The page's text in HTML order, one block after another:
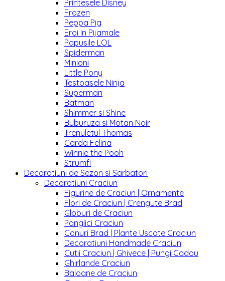
Printesele Disney
Frozen
Peppa Pig
Eroi In Pijamale
Papusile LOL
Spiderman
Minioni
Little Pony
Testoasele Ninja
Superman
Batman
Shimmer si Shine
Buburuza si Motan Noir
Trenuletul Thomas
Garda Felina
Winnie the Pooh
Strumfi
Decoratiuni de Sezon si Sarbatori
Decoratiuni Craciun
Figurine de Craciun | Ornamente
Flori de Craciun | Crengute Brad
Globuri de Craciun
Panglici Craciun
Conuri Brad | Plante Uscate Craciun
Decoratiuni Handmade Craciun
Cutii Craciun | Ghivece | Pungi Cadou
Ghirlande Craciun
Baloane de Craciun